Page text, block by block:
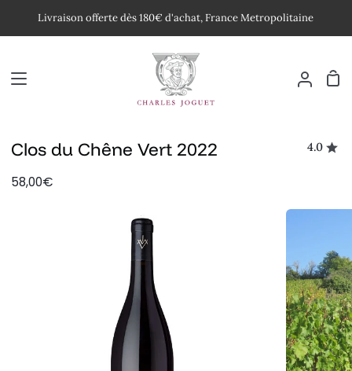
Livraison offerte dès 180€ d'achat, France Metropolitaine
Mon
Clos du Chêne Vert 2022 4.0
58,00€